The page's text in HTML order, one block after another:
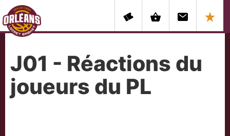
J01 - Réactions du
joueurs du PL